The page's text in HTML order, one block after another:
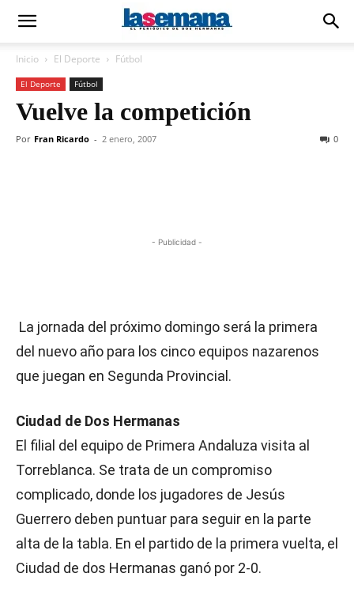
Inicio El Deporte Fútbol
El Deporte Fútbol
Vuelve la competición
Por Fran Ricardo - 2 enero, 2007 0
- Publicidad -
La jornada del próximo domingo será la primera
del nuevo año para los cinco equipos nazarenos
que juegan en Segunda Provincial.
Ciudad de Dos Hermanas
El filial del equipo de Primera Andaluza visita al
Torreblanca. Se trata de un compromiso
complicado, donde los jugadores de Jesús
Guerrero deben puntuar para seguir en la parte
alta de la tabla. En el partido de la primera vuelta, el
Ciudad de dos Hermanas ganó por 2-0.